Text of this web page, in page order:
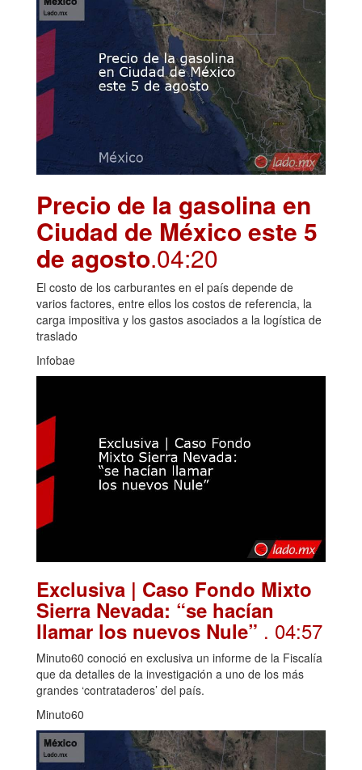
Precio de la gasolina en
Ciudad de México este 5
de agosto.04:20
El costo de los carburantes en el país depende de
varios factores, entre ellos los costos de referencia, la
carga impositiva y los gastos asociados a la logística de
traslado
Infobae
Exclusiva | Caso Fondo Mixto
Sierra Nevada: “se hacían
llamar los nuevos Nule” . 04:57
Minuto60 conoció en exclusiva un informe de la Fiscalía
que da detalles de la investigación a uno de los más
grandes ‘contrataderos’ del país.
Minuto60